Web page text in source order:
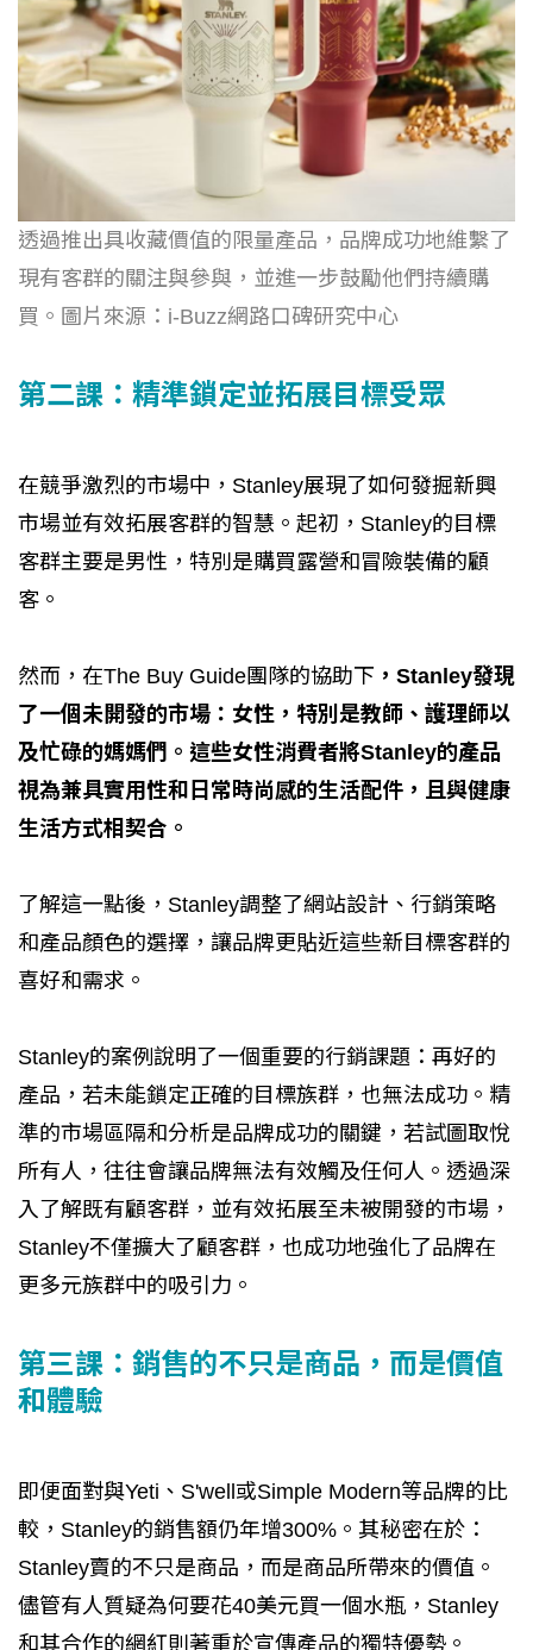
透過推出具收藏價值的限量產品，品牌成功地維繫了
現有客群的關注與參與，並進一步鼓勵他們持續購
買。圖片來源：i-Buzz網路口碑研究中心
第二課：精準鎖定並拓展目標受眾
在競爭激烈的市場中，Stanley展現了如何發掘新興
市場並有效拓展客群的智慧。起初，Stanley的目標
客群主要是男性，特別是購買露營和冒險裝備的顧
客。
然而，在The Buy Guide團隊的協助下 ，Stanley發現
了一個未開發的市場：女性，特別是教師、護理師以
及忙碌的媽媽們。這些女性消費者將Stanley的產品
視為兼具實用性和日常時尚感的生活配件，且與健康
生活方式相契合。
了解這一點後，Stanley調整了網站設計、行銷策略
和產品顏色的選擇，讓品牌更貼近這些新目標客群的
喜好和需求。
Stanley的案例說明了一個重要的行銷課題：再好的
產品，若未能鎖定正確的目標族群，也無法成功。精
準的市場區隔和分析是品牌成功的關鍵，若試圖取悅
所有人，往往會讓品牌無法有效觸及任何人。透過深
入了解既有顧客群，並有效拓展至未被開發的市場，
Stanley不僅擴大了顧客群，也成功地強化了品牌在
更多元族群中的吸引力。
第三課：銷售的不只是商品，而是價值
和體驗
即便面對與Yeti、S'well或Simple Modern等品牌的比
較，Stanley的銷售額仍年增300%。其秘密在於：
Stanley賣的不只是商品，而是商品所帶來的價值。
儘管有人質疑為何要花40美元買一個水瓶，Stanley
和其合作的網紅則著重於宣傳產品的獨特優勢。